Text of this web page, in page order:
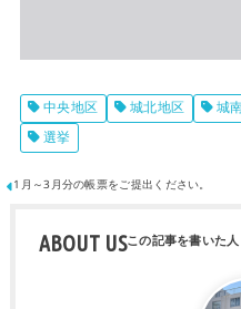
中央地区 城北地区 城
選挙
1月～3月分の帳票をご提出ください。
ABOUT US